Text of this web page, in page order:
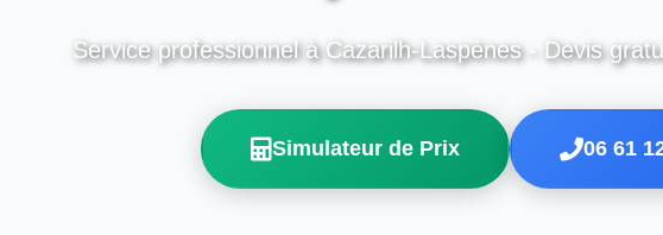
Service professionnel à Cazarilh-Laspènes - Devis
Simulateur de Prix 06 61